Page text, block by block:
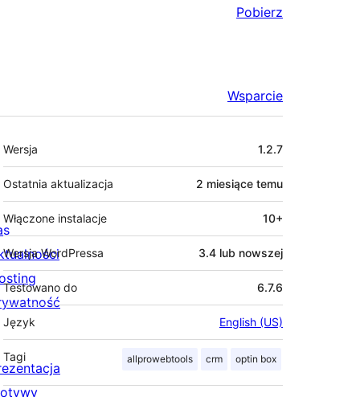
Pobierz
Wsparcie
Meta
Wersja 1.2.7
Ostatnia aktualizacja 2 miesiące temu
Włączone instalacje 10+
Wersja WordPressa 3.4 lub nowszej
Testowano do 6.7.6
Język English (US)
Tagi allprowebtools crm optin box